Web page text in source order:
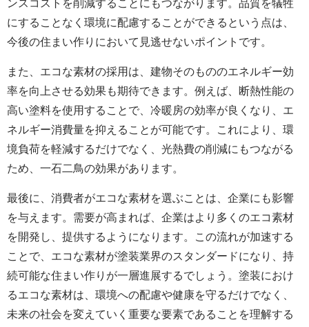
ンスコストを削減することにもつながります。品質を犠牲
にすることなく環境に配慮することができるという点は、
今後の住まい作りにおいて見逃せないポイントです。
また、エコな素材の採用は、建物そのもののエネルギー効
率を向上させる効果も期待できます。例えば、断熱性能の
高い塗料を使用することで、冷暖房の効率が良くなり、エ
ネルギー消費量を抑えることが可能です。これにより、環
境負荷を軽減するだけでなく、光熱費の削減にもつながる
ため、一石二鳥の効果があります。
最後に、消費者がエコな素材を選ぶことは、企業にも影響
を与えます。需要が高まれば、企業はより多くのエコ素材
を開発し、提供するようになります。この流れが加速する
ことで、エコな素材が塗装業界のスタンダードになり、持
続可能な住まい作りが一層進展するでしょう。塗装におけ
るエコな素材は、環境への配慮や健康を守るだけでなく、
未来の社会を変えていく重要な要素であることを理解する